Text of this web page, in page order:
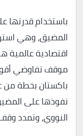
باستخدام قدرتها
المضيق، وهي
اقتصادية عالمية
موقف تفاوضي
باكستان بخطة من
نفوذها على
النووي، وتمدد